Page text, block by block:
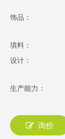
饰品：
填料：
设计：
生产能力：
询价